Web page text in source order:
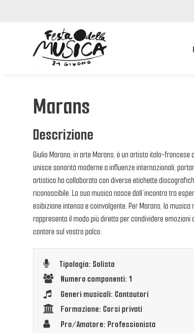
Marans
Descrizione
Giulio Marano, in arte Marans, è un artista italo-
unisce sonorità moderne a influenze internazionali,
artistico ha collaborato con diverse etichette
riconoscibile. La sua musica nasce dall’incontro tra
esibizione intensa e coinvolgente. Per Marans, la
rappresenta il modo più diretto per condividere
cantare sul vostro palco.
Tipologia: Solista
Numero componenti: 1
Generi musicali: Cantautori
Formazione: Corsi privati
Pro/Amatore: Professionista